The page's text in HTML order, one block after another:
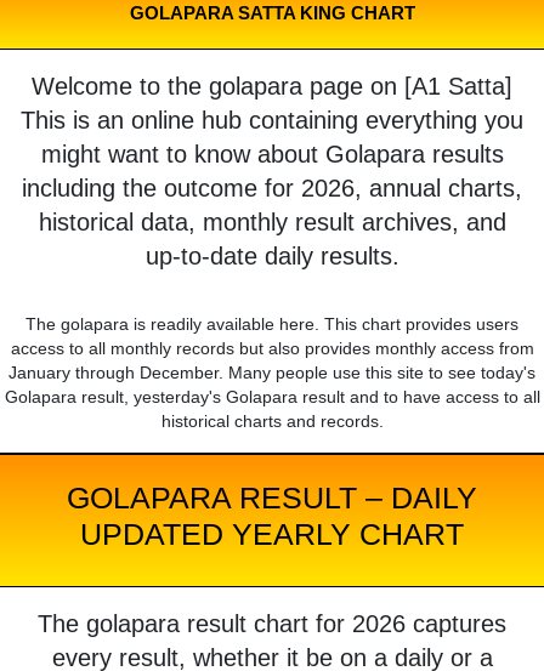
GOLAPARA SATTA KING CHART
Welcome to the golapara page on [A1 Satta]
This is an online hub containing everything you
might want to know about Golapara results
including the outcome for 2026, annual charts,
historical data, monthly result archives, and
up-to-date daily results.
The golapara is readily available here. This chart provides users
access to all monthly records but also provides monthly access from
January through December. Many people use this site to see today's
Golapara result, yesterday's Golapara result and to have access to all
historical charts and records.
GOLAPARA RESULT – DAILY
UPDATED YEARLY CHART
The golapara result chart for 2026 captures
every result, whether it be on a daily or a